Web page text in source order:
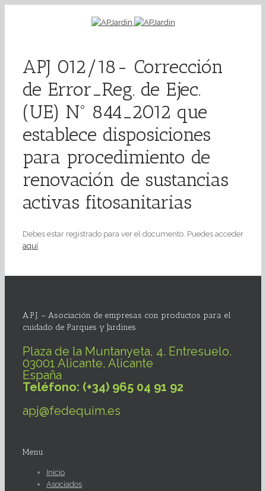
APJ 012/18- Corrección
de Error_Reg. de Ejec.
(UE) Nº 844_2012 que
establece disposiciones
para procedimiento de
renovación de sustancias
activas fitosanitarias
Debes estar registrado para ver el documento. Puedes acceder
aquí.
A.P.J. – Asociación de empresas con productos para el
cuidado de Parques y Jardines
Plaza de la Muntanyeta, 4. Entresuelo.
03001 Alicante, Alicante
España
Teléfono: (+34) 965 04 91 92
apj@fedequim.es
Menu
Inicio
Asociados